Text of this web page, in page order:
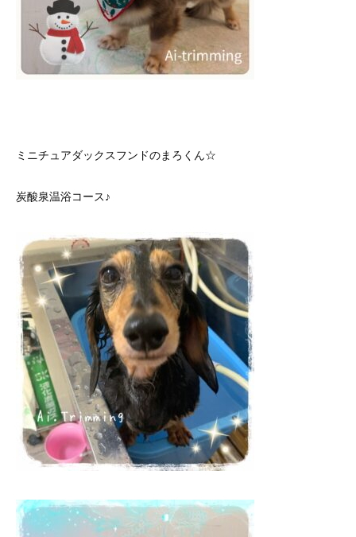
ミニチュアダックスフンドのまろくん☆
炭酸泉温浴コース♪